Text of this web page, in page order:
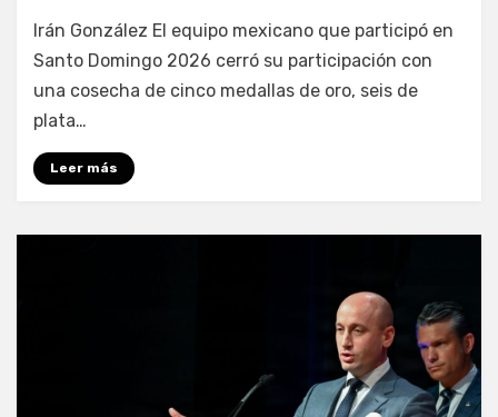
por Fernando Miranda Servín
Irán González El equipo mexicano que participó en
Santo Domingo 2026 cerró su participación con
una cosecha de cinco medallas de oro, seis de
plata…
Leer más